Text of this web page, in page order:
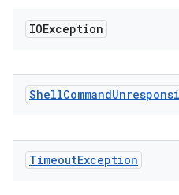
IOException
ShellCommand
TimeoutException